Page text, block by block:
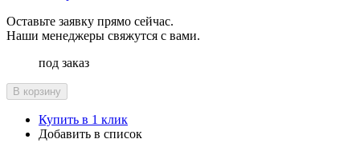
Оставьте заявку прямо сейчас.
Наши менеджеры свяжутся с вами.
под заказ
В корзину
Купить в 1 клик
Добавить в список